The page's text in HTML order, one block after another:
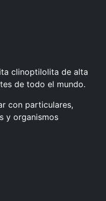
clinoptilolita de alta
de todo el mundo.
con particulares,
y organismos